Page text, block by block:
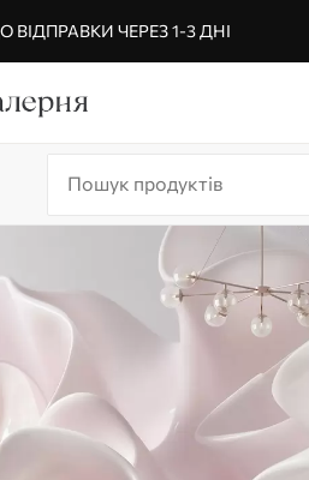
ВІДПРАВКИ ЧЕРЕЗ 1-3 ДНІ